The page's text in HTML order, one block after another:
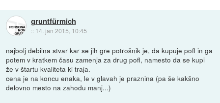
gruntfürmich
:: 14. jan 2015, 10:45
najbolj debilna stvar kar se jih gre potrošnik je, da kupuje pofl in ga
potem v kratkem času zamenja za drug pofl, namesto da se kupi
že v štartu kvaliteta ki traja.
cena je na koncu enaka, le v glavah je praznina (pa še kakšno
delovno mesto na zahodu manj...)